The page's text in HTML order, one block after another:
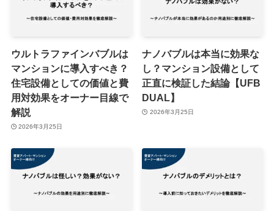
ウルトラファインバブルは
マンションに導入すべき？
住宅設備としての価値と費
用対効果をオーナー目線で
解説
2026年3月25日
ナノバブルは本当に効果な
し？マンション設備として
正直に検証した結論【UFB
DUAL】
2026年3月25日